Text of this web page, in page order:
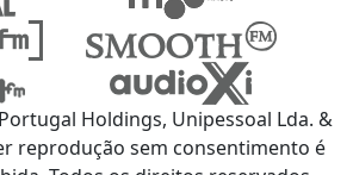
Holdings, Unipessoal Lda. &
reprodução sem consentimento é